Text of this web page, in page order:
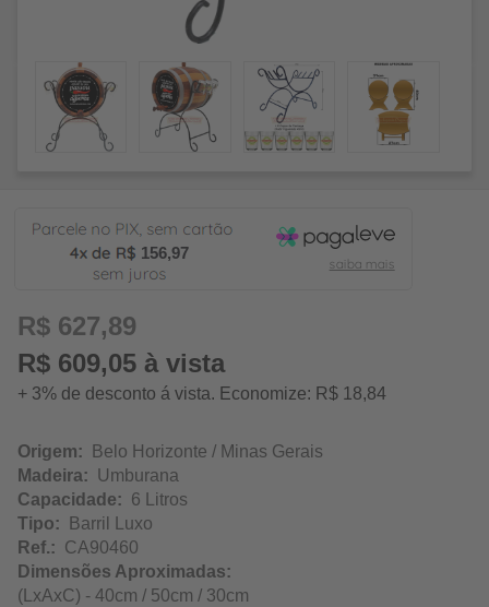
156,97
R$ 627,89
R$ 609,05 à vista
+ 3% de desconto á vista. Economize: R$ 18,84
Origem: Belo Horizonte / Minas Gerais
Madeira: Umburana
Capacidade: 6 Litros
Tipo: Barril Luxo
Ref.: CA90460
Dimensões Aproximadas:
(LxAxC) - 40cm / 50cm / 30cm